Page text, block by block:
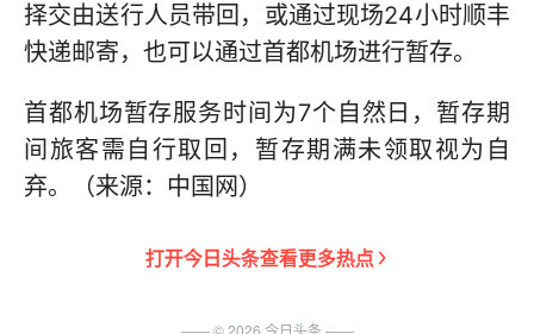
择交由送行人员带回，或通过现场24小时顺丰
快递邮寄，也可以通过首都机场进行暂存。
首都机场暂存服务时间为7个自然日，暂存期
间旅客需自行取回，暂存期满未领取视为自
弃。（来源：中国网）
打开今日头条查看更多热点
—— ©2026 今日头条 ——